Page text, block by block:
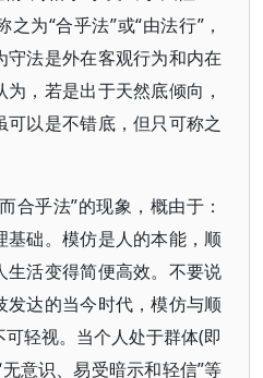
为“合乎法”或“由法行”，
法是外在客观行为和内在
，若是出于天然底倾向，
以是不错底，但只可称之
合乎法”的现象，概由于：
础。模仿是人的本能，顺
生活变得简便高效。不要说
达的当今时代，模仿与顺
轻视。当个人处于群体(即
意识、易受暗示和轻信”等